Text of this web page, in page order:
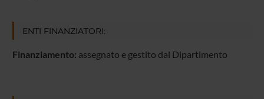
ENTI FINANZIATORI:
Finanziamento: assegnato e gestito dal Dipartimento